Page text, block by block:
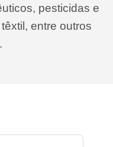
pesticidas e
entre outros